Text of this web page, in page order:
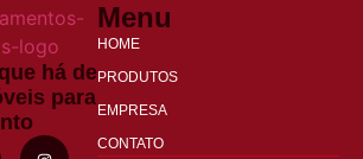
há de
para
Menu
HOME
PRODUTOS
EMPRESA
CONTATO